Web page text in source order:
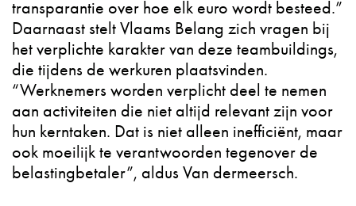
transparantie over hoe elk euro wordt besteed.”
Daarnaast stelt Vlaams Belang zich vragen bij
het verplichte karakter van deze teambuildings,
die tijdens de werkuren plaatsvinden.
“Werknemers worden verplicht deel te nemen
aan activiteiten die niet altijd relevant zijn voor
hun kerntaken. Dat is niet alleen inefficiënt, maar
ook moeilijk te verantwoorden tegenover de
belastingbetaler”, aldus Van dermeersch.